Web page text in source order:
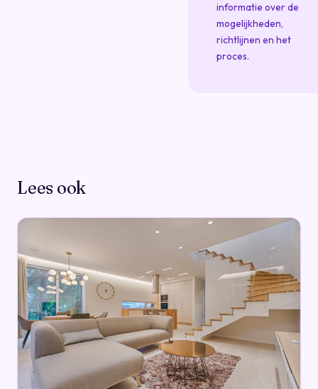
informatie over de
mogelijkheden,
richtlijnen en het
proces.
Lees ook